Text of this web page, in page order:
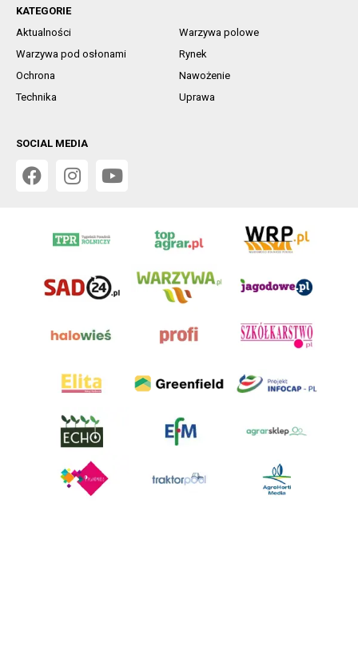
KATEGORIE
Aktualności
Warzywa polowe
Warzywa pod osłonami
Rynek
Ochrona
Nawożenie
Technika
Uprawa
SOCIAL MEDIA